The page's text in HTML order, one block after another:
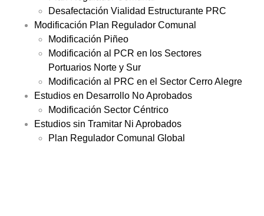
Desafectación Vialidad Estructurante PRC
Modificación Plan Regulador Comunal
Modificación Piñeo
Modificación al PCR en los Sectores
Portuarios Norte y Sur
Modificación al PRC en el Sector Cerro Alegre
Estudios en Desarrollo No Aprobados
Modificación Sector Céntrico
Estudios sin Tramitar Ni Aprobados
Plan Regulador Comunal Global